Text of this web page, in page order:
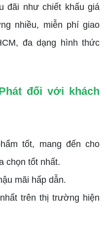
đãi như chiết khấu giá
nhiều, miễn phí giao
đa dạng hình thức
đối với khách
tốt, mang đến cho
chọn tốt nhất.
mãi hấp dẫn.
trên thị trường hiện